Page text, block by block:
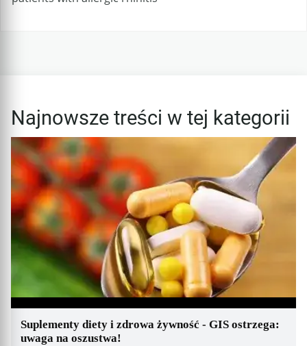
Najnowsze treści w tej kategorii
Suplementy diety i zdrowa żywność - GIS ostrzega:
uwaga na oszustwa!